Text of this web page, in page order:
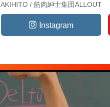
AKIHITO / 筋肉紳士集団ALLOUT
Instagram